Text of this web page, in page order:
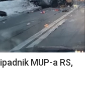
MUP-a RS,